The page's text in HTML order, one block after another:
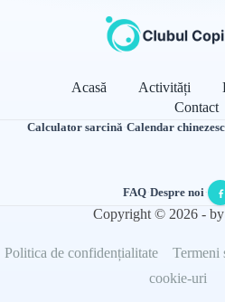
Acasă Activități
Contact
Calculator sarcină·Calendar chinezesc
FAQ·Despre noi·
Copyright © 2026 -
Politica de confidențialitate Termeni
cookie-uri